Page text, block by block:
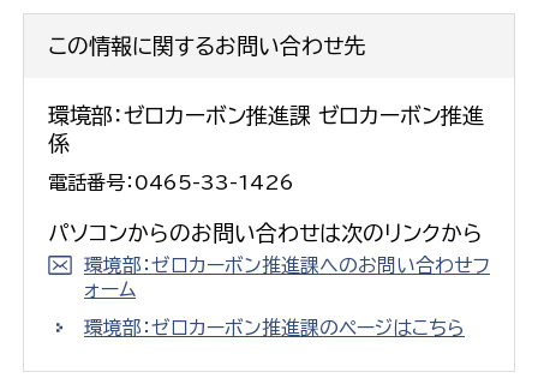
この情報に関するお問い合わせ先
環境部：ゼロカーボン推進課 ゼロカーボン推進
係
電話番号：0465-33-1426
パソコンからのお問い合わせは次のリンクから
環境部：ゼロカーボン推進課へのお問い合わせフ
ォーム
環境部：ゼロカーボン推進課のページはこちら